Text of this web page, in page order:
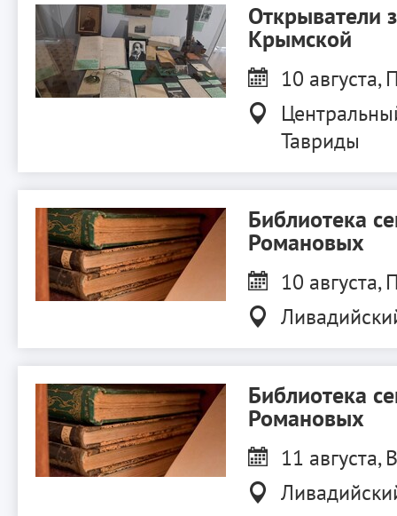
Открыватели
Крымской
10 августа,
Тавриды
Библиотека
Романовых
10 августа,
Библиотека
Романовых
11 августа,